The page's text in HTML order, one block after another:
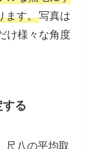
ます。写真は
け様々な角度
る
尺八の平均取